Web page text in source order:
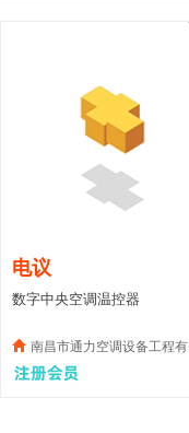
电议
数字中央空调温控器
南昌市通力空调设备工程有限公司